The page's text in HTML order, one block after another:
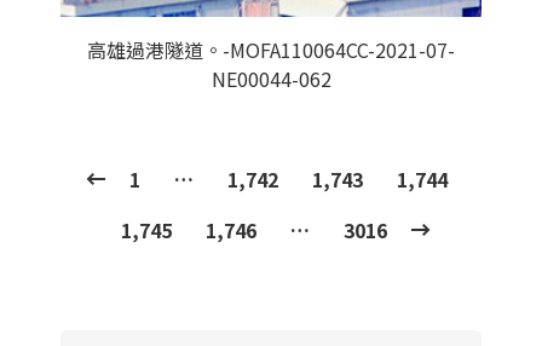
高雄過港隧道。-MOFA110064CC-2021-07-
NE00044-062
1 … 1,742 1,743
1,744
1,745
1,746 … 3016